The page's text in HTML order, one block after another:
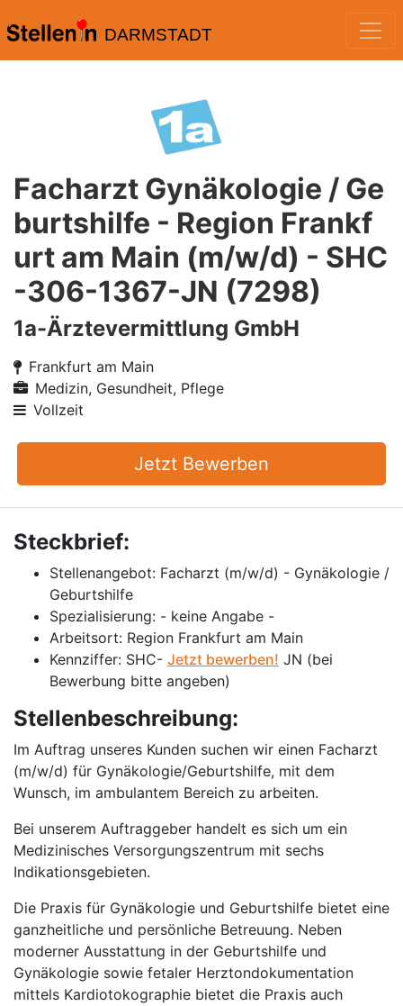
DARMSTADT
Facharzt Gynäkologie / Ge
burtshilfe - Region Frankf
urt am Main (m/w/d) - SHC
-306-1367-JN (7298)
1a-Ärztevermittlung GmbH
Frankfurt am Main
Medizin, Gesundheit, Pflege
Vollzeit
Jetzt Bewerben
Steckbrief:
Stellenangebot: Facharzt (m/w/d) - Gynäkologie /
Geburtshilfe
Spezialisierung: - keine Angabe -
Arbeitsort: Region Frankfurt am Main
Kennziffer: SHC- Jetzt bewerben! JN (bei
Bewerbung bitte angeben)
Stellenbeschreibung:
Im Auftrag unseres Kunden suchen wir einen Facharzt
(m/w/d) für Gynäkologie/Geburtshilfe, mit dem
Wunsch, im ambulantem Bereich zu arbeiten.
Bei unserem Auftraggeber handelt es sich um ein
Medizinisches Versorgungszentrum mit sechs
Indikationsgebieten.
Die Praxis für Gynäkologie und Geburtshilfe bietet eine
ganzheitliche und persönliche Betreuung. Neben
moderner Ausstattung in der Geburtshilfe und
Gynäkologie sowie fetaler Herztondokumentation
mittels Kardiotokographie bietet die Praxis auch